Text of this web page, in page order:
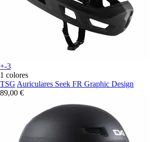
+-3
1 colores
TSG Auriculares Seek FR Graphic Design
89,00 €